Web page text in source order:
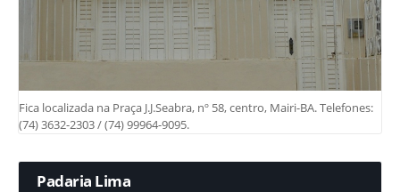
Fica localizada na Praça J.J.Seabra, nº 58, centro, Mairi-BA. Telefones:
(74) 3632-2303 / (74) 99964-9095.
Padaria Lima